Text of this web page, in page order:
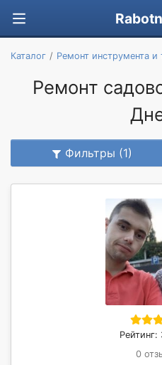
Каталог Ремонт инструмента и
Ремонт
Фильтры (1)
Рейтинг:
0